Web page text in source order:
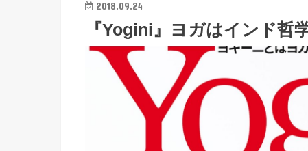
2018.09.24
『Yogini』ヨガはインド哲